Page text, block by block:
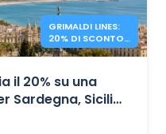
GRIMALDI LINES:
20% DI SCONTO
SUI TRAGHETTI
MEDITERRANEO
il 20% su una
Sardegna, Sicilia